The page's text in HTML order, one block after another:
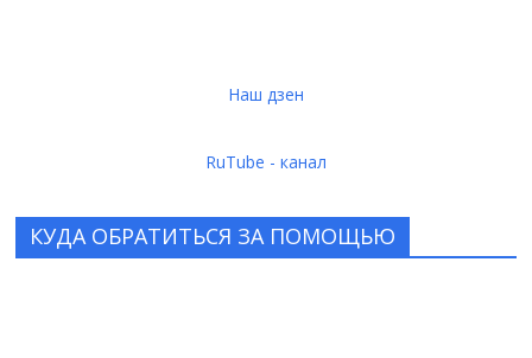
Наш дзен
RuTube - канал
КУДА ОБРАТИТЬСЯ ЗА ПОМОЩЬЮ